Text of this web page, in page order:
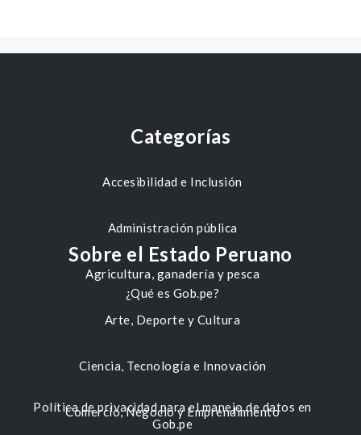
Categorías
Accesibilidad e Inclusión
Administración pública
Agricultura, ganadería y pesca
Arte, Deporte y Cultura
Ciencia, Tecnología e Innovación
Comercio, Negocio y Emprendimiento
Sobre el Estado Peruano
¿Qué es Gob.pe?
Política de privacidad para el manejo de datos en
Gob.pe